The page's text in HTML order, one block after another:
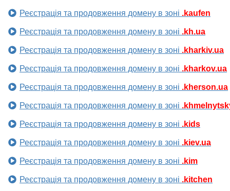
Реєстрація та продовження домену в зоні .kaufen
Реєстрація та продовження домену в зоні .kh.ua
Реєстрація та продовження домену в зоні .kharkiv.ua
Реєстрація та продовження домену в зоні .kharkov.ua
Реєстрація та продовження домену в зоні .kherson.ua
Реєстрація та продовження домену в зоні
Реєстрація та продовження домену в зоні .kids
Реєстрація та продовження домену в зоні .kiev.ua
Реєстрація та продовження домену в зоні .kim
Реєстрація та продовження домену в зоні .kitchen